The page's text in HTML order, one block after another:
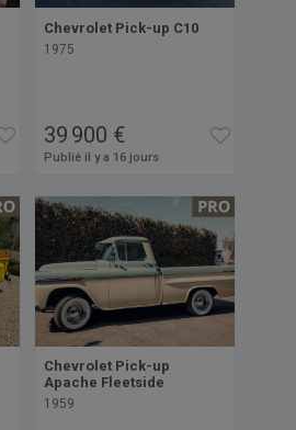
Chevrolet Pick-up C10
1975
39 900 €
Publié il y a 16 jours
Chevrolet Pick-up
Apache Fleetside
1959